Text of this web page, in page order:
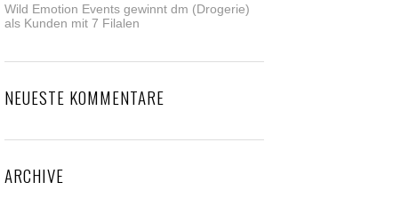
Wild Emotion Events gewinnt dm (Drogerie)
als Kunden mit 7 Filalen
NEUESTE KOMMENTARE
ARCHIVE